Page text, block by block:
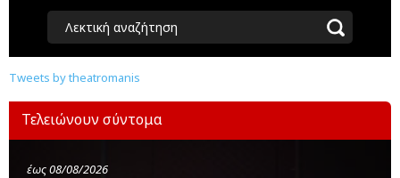
Λεκτική αναζήτηση
Tweets by theatromanis
Τελειώνουν σύντομα
έως 08/08/2026